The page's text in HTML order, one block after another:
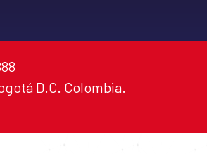
D.C. Colombia.